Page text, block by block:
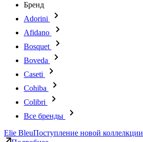
Бренд
Adorini
Afidano
Bosquet
Boveda
Caseti
Cohiba
Colibri
Все бренды
Elie BleuПоступление новой коллелкции